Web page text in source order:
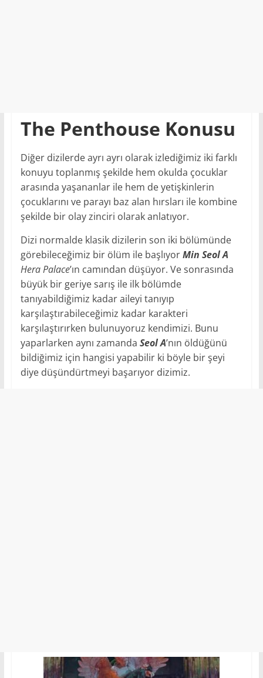
The Penthouse Konusu
Diğer dizilerde ayrı ayrı olarak izlediğimiz iki farklı
konuyu toplanmış şekilde hem okulda çocuklar
arasında yaşananlar ile hem de yetişkinlerin
çocuklarını ve parayı baz alan hırsları ile kombine
şekilde bir olay zinciri olarak anlatıyor.
Dizi normalde klasik dizilerin son iki bölümünde
görebileceğimiz bir ölüm ile başlıyorMin Seol A
Hera Palace’ın camından düşüyor. Ve sonrasında
büyük bir geriye sarış ile ilk bölümde
tanıyabildiğimiz kadar aileyi tanıyıp
karşılaştırabileceğimiz kadar karakteri
karşılaştırırken bulunuyoruz kendimizi. Bunu
yaparlarken aynı zamanda Seol A’nın öldüğünü
bildiğimiz için hangisi yapabilir ki böyle bir şeyi
diye düşündürtmeyi başarıyor dizimiz.